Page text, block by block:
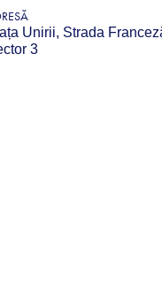
Unirii, Strada
3